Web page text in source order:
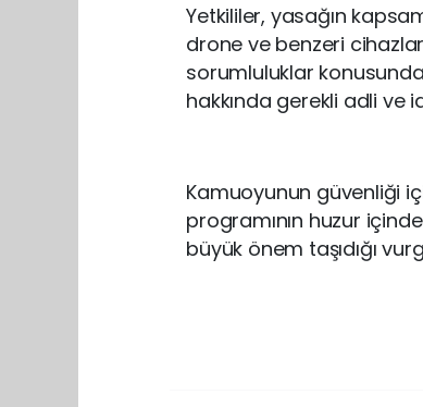
Yetkililer, yasağın
drone ve benzeri
sorumluluklar
hakkında gerekli adli ve
Kamuoyunun güvenliği
programının huzur
büyük önem taşıdığı